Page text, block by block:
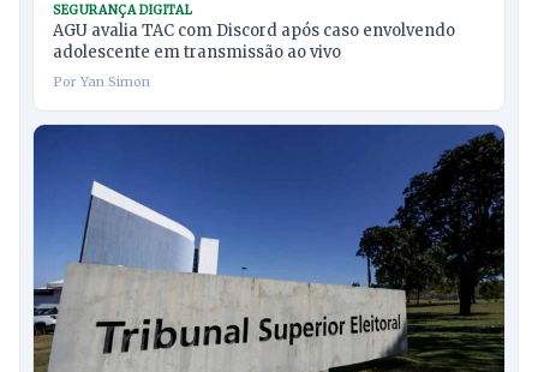
SEGURANÇA DIGITAL
AGU avalia TAC com Discord após caso envolvendo
adolescente em transmissão ao vivo
Por Yan Simon